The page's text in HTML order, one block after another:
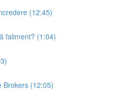
(12:45)
faliment? (1:04)
Brokers (12:05)